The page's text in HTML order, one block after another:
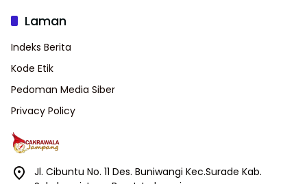
Laman
Indeks Berita
Kode Etik
Pedoman Media Siber
Privacy Policy
Jl. Cibuntu No. 11 Des. Buniwangi Kec.Surade Kab.